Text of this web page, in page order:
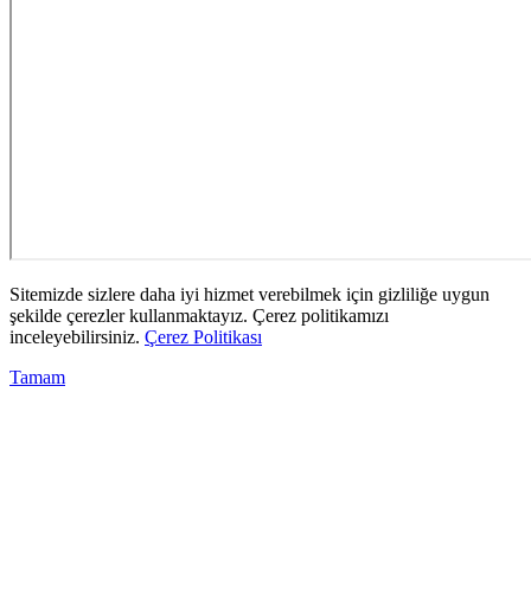
Sitemizde sizlere daha iyi hizmet verebilmek için gizliliğe uygun
şekilde çerezler kullanmaktayız. Çerez politikamızı
inceleyebilirsiniz. Çerez Politikası
Tamam